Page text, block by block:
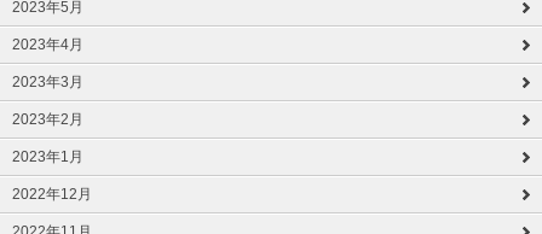
2023年5月
2023年4月
2023年3月
2023年2月
2023年1月
2022年12月